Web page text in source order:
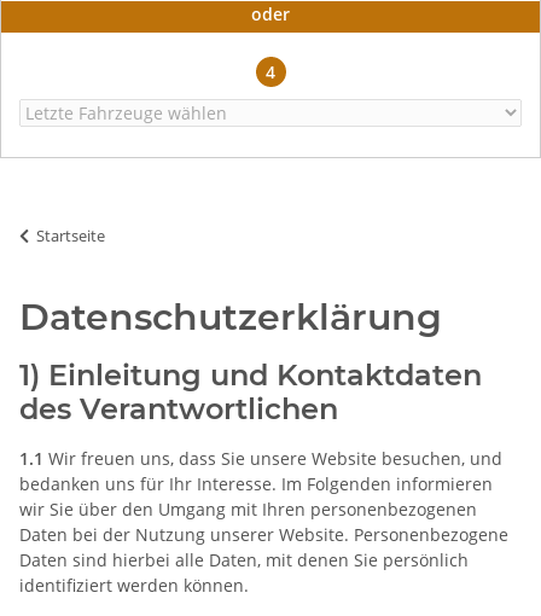
oder
4
Startseite
Datenschutzerklärung
1) Einleitung und Kontaktdaten
des Verantwortlichen
1.1 Wir freuen uns, dass Sie unsere Website besuchen, und
bedanken uns für Ihr Interesse. Im Folgenden informieren
wir Sie über den Umgang mit Ihren personenbezogenen
Daten bei der Nutzung unserer Website. Personenbezogene
Daten sind hierbei alle Daten, mit denen Sie persönlich
identifiziert werden können.